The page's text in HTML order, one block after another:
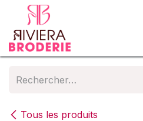
Se rendre au contenu
Tous les produits